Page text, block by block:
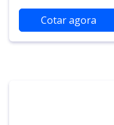
Cotar agora